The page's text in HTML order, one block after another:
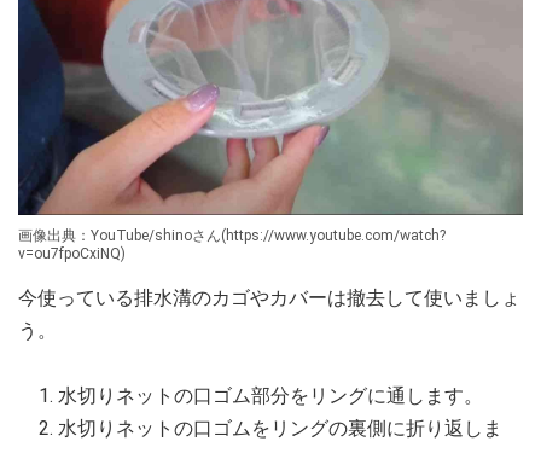
画像出典：YouTube/shinoさん(https://www.youtube.com/watch?
v=ou7fpoCxiNQ)
今使っている排水溝のカゴやカバーは撤去して使いましょ
う。
水切りネットの口ゴム部分をリングに通します。
水切りネットの口ゴムをリングの裏側に折り返しま